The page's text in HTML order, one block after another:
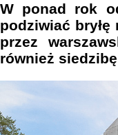
W ponad rok
podziwiać
przez
również